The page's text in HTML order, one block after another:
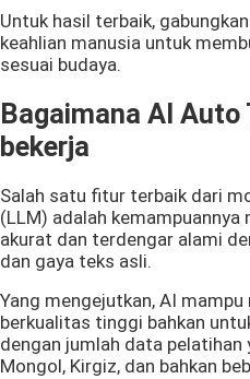
Untuk hasil terbaik,
keahlian manusia untuk
sesuai budaya.
Bagaimana AI
bekerja
Salah satu fitur terbaik dari
(LLM) adalah
akurat dan terdengar alami
dan gaya teks asli.
Yang mengejutkan, AI
berkualitas tinggi bahkan
dengan jumlah data
Mongol, Kirgiz, dan bahkan